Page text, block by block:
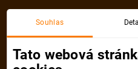
Souhlas
Tato webová